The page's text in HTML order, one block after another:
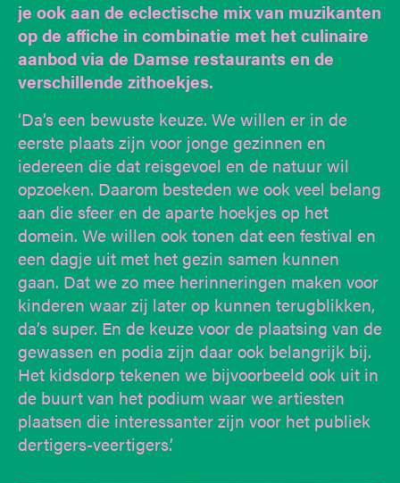
je ook aan de eclectische mix van muzikanten
op de affiche in combinatie met het culinaire
aanbod via de Damse restaurants en de
verschillende zithoekjes.
‘Da’s een bewuste keuze. We willen er in de
eerste plaats zijn voor jonge gezinnen en
iedereen die dat reisgevoel en de natuur wil
opzoeken. Daarom besteden we ook veel belang
aan die sfeer en de aparte hoekjes op het
domein. We willen ook tonen dat een festival en
een dagje uit met het gezin samen kunnen
gaan. Dat we zo mee herinneringen maken voor
kinderen waar zij later op kunnen terugblikken,
da’s super. En de keuze voor de plaatsing van de
gewassen en podia zijn daar ook belangrijk bij.
Het kidsdorp tekenen we bijvoorbeeld ook uit in
de buurt van het podium waar we artiesten
plaatsen die interessanter zijn voor het publiek
dertigers-veertigers.’